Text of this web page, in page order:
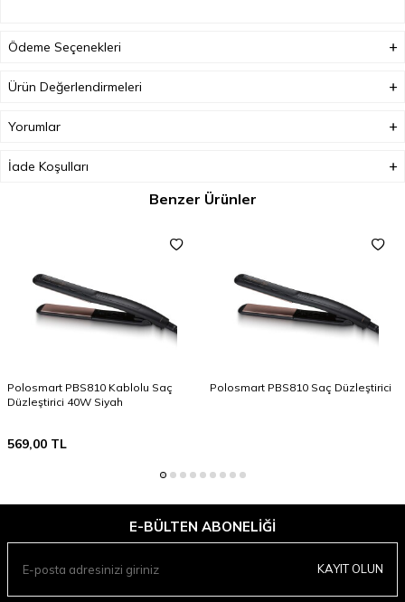
Ödeme Seçenekleri
Ürün Değerlendirmeleri
Yorumlar
İade Koşulları
Benzer Ürünler
Polosmart PBS810 Kablolu Saç
Düzleştirici 40W Siyah
569,00 TL
Polosmart PBS810 Saç Düzleştirici
E-BÜLTEN ABONELIĞI
KAYIT OLUN